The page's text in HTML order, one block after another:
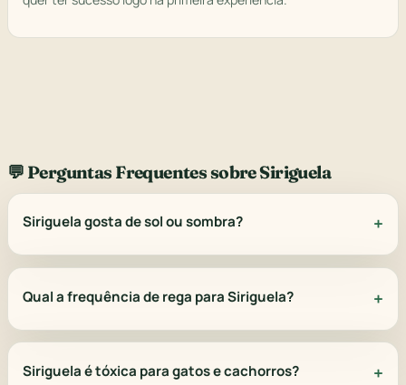
💬 Perguntas Frequentes sobre Siriguela
Siriguela gosta de sol ou sombra?
Qual a frequência de rega para Siriguela?
Siriguela é tóxica para gatos e cachorros?